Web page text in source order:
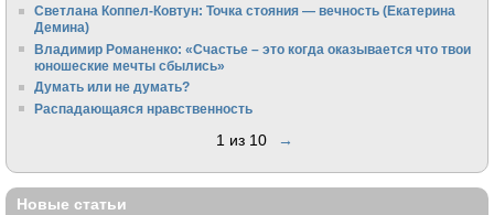
Светлана Коппел-Ковтун: Точка стояния — вечность (Екатерина
Демина)
Владимир Романенко: «Счастье – это когда оказывается что твои
юношеские мечты сбылись»
Думать или не думать?
Распадающаяся нравственность
1 из 10 →
Новые статьи